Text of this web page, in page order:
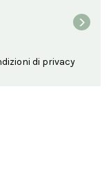
di privacy